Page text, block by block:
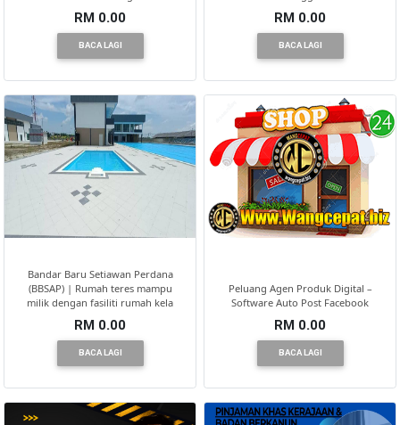
RM 0.00
BACA LAGI
RM 0.00
BACA LAGI
Bandar Baru Setiawan Perdana
(BBSAP) | Rumah teres mampu
milik dengan fasiliti rumah kela
RM 0.00
BACA LAGI
Peluang Agen Produk Digital –
Software Auto Post Facebook
RM 0.00
BACA LAGI